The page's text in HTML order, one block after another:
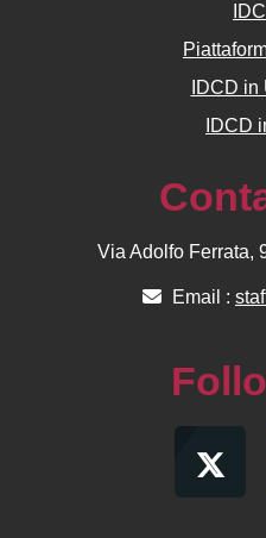
IDCD
IDCD
Via Adolfo Ferrata,
Email :